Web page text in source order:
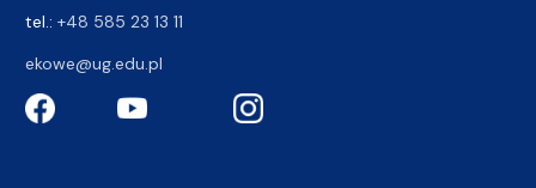
tel.: +48 585 23 13 11
ekowe@ug.edu.pl